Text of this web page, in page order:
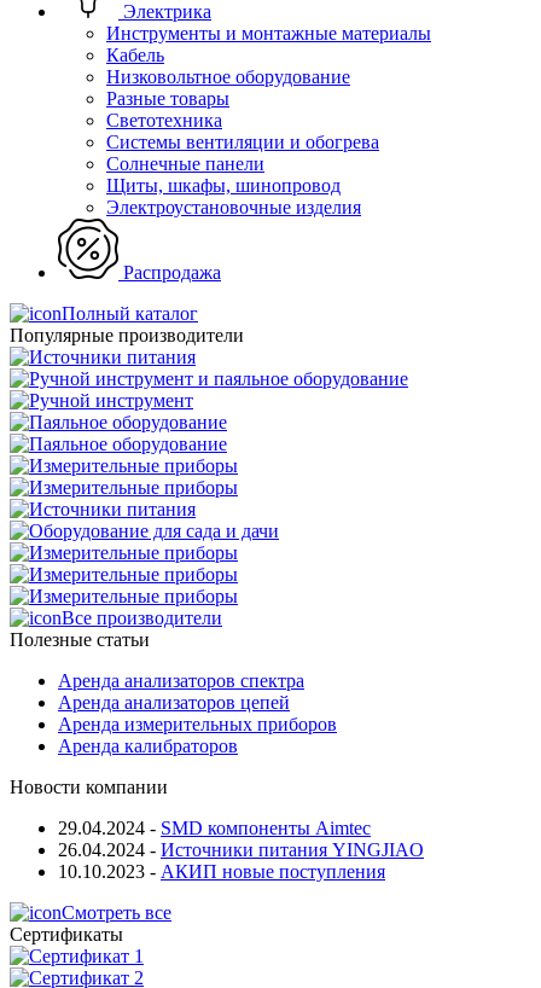
Электрика
Инструменты и монтажные материалы
Кабель
Низковольтное оборудование
Разные товары
Светотехника
Системы вентиляции и обогрева
Солнечные панели
Щиты, шкафы, шинопровод
Электроустановочные изделия
Распродажа
Полный каталог
Популярные производители
Все производители
Полезные статьи
Аренда анализаторов спектра
Аренда анализаторов цепей
Аренда измерительных приборов
Аренда калибраторов
Новости компании
29.04.2024 - SMD компоненты Aimtec
26.04.2024 - Источники питания YINGJIAO
10.10.2023 - АКИП новые поступления
Смотреть все
Сертификаты